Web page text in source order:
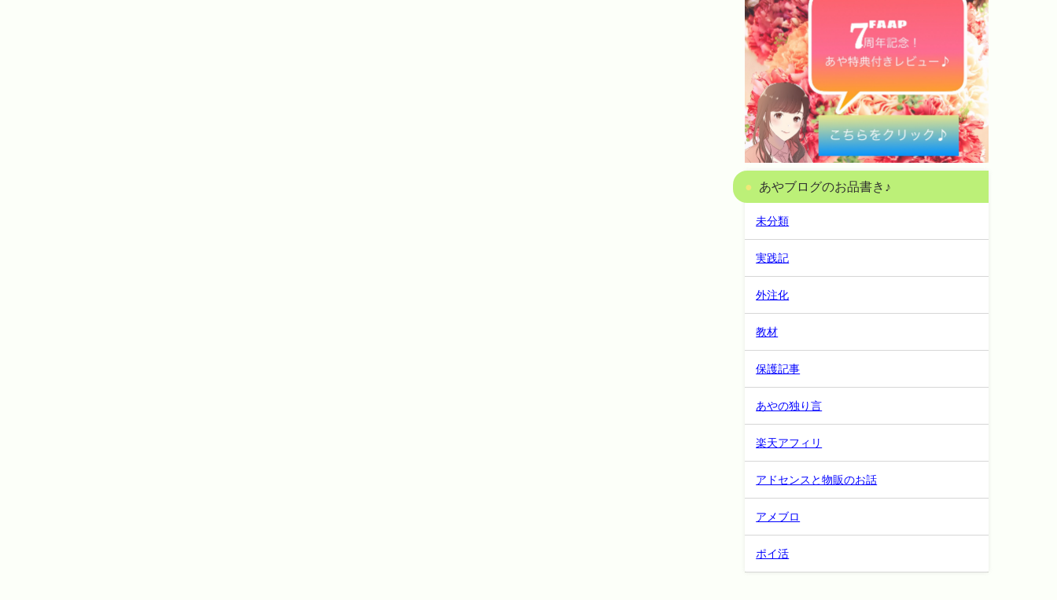
あやブログのお品書き♪
未分類
実践記
外注化
教材
保護記事
あやの独り言
楽天アフィリ
アドセンスと物販のお話
アメブロ
ポイ活